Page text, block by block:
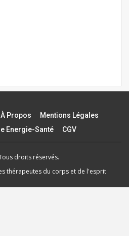
À Propos
Mentions Légales
Energie-Santé
CGV
droits réservés.
thérapeutes du corps et de l'esprit